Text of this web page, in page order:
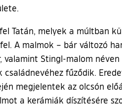
Tatán, melyek a múltban
A malmok – bár változó
valamint Stingl-malom
fűződik.
megjelentek az olcsón
a kerámiák díszítésére